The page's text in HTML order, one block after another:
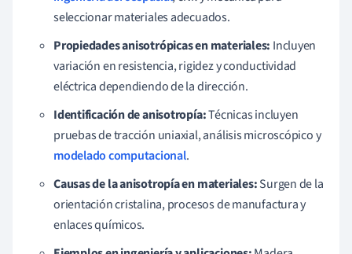
seleccionar materiales adecuados.
Propiedades anisotrópicas en materiales: Incluyen
variación en resistencia, rigidez y conductividad
eléctrica dependiendo de la dirección.
Identificación de anisotropía:Técnicas incluyen
pruebas de tracción uniaxial, análisis microscópico y
modelado computacional.
Causas de la anisotropía en materiales:Surgen de la
orientación cristalina, procesos de manufactura y
enlaces químicos.